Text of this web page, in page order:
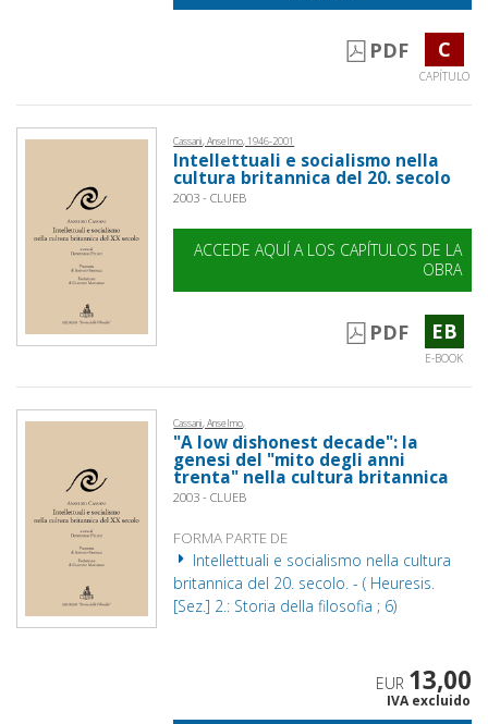
PDF C
CAPÍTULO
Cassani, Anselmo, 1946-2001
Intellettuali e socialismo nella
cultura britannica del 20. secolo
2003 - CLUEB
ACCEDE AQUÍ A LOS CAPÍTULOS DE LA
OBRA
PDF EB
E-BOOK
Cassani, Anselmo,
"A low dishonest decade": la
genesi del "mito degli anni
trenta" nella cultura britannica
2003 - CLUEB
FORMA PARTE DE
Intellettuali e socialismo nella cultura
britannica del 20. secolo. - ( Heuresis.
[Sez.] 2.: Storia della filosofia ; 6)
EUR 13,00
IVA excluido